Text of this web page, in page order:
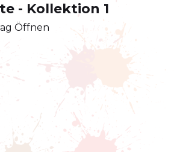
- Kollektion 1
Öffnen